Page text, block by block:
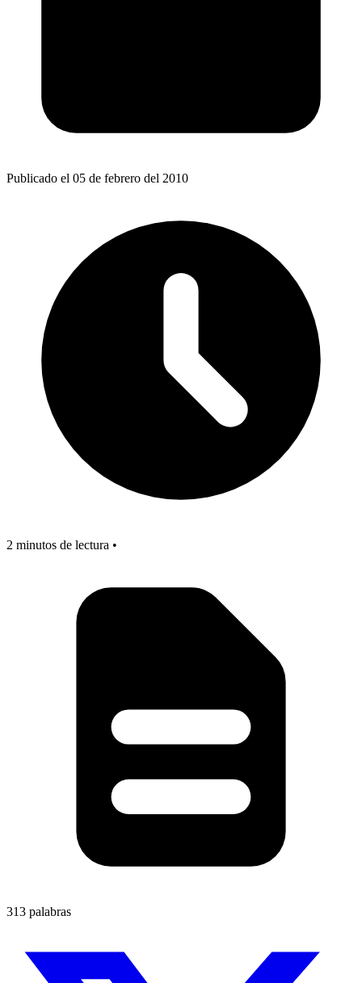
Publicado el 05 de febrero del 2010
2 minutos de lectura •
313 palabras